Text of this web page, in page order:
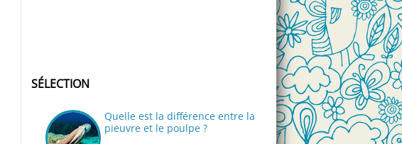
SÉLECTION
Quelle est la différence entre la
pieuvre et le poulpe ?